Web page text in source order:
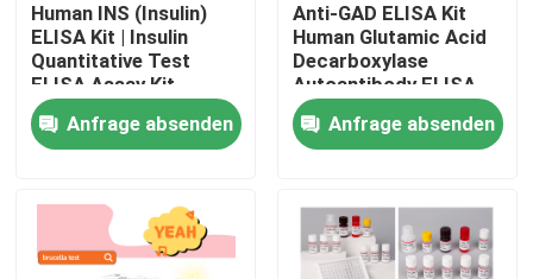
Qualitätskontrolle
Kontakt mit uns
Rechtssachen
Human INS (Insulin)
ELISA Kit | Insulin
Quantitative Test
ELISA Assay Kit,
Sandwich ELISA For
Serum Plasma 96
Tests Laboratory
Anfrage absenden
Anti-GAD ELISA Kit
Human Glutamic Acid
Decarboxylase
Autoantibody ELISA
KiT GAD-Ab / GAD65
Autoantibody Enzyme
Linked
Test Kit
Anfrage absenden